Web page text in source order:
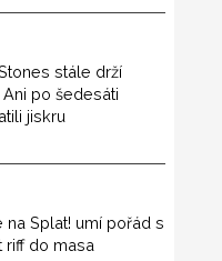
stále drží
po šedesáti
jiskru
na Splat! umí pořád s
riff do masa